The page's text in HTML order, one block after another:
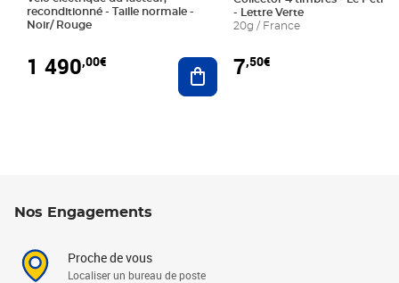
reconditionné - Taille normale -
Noir/ Rouge
1 490,00€ Ajouter au panier
- Lettre Verte
20g / France
7,50€
Nos Engagements
Proche de vous
Localiser un bureau de poste